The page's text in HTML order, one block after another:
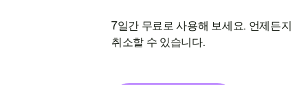
7일간 무료로 사용해 보세요. 언제든지
취소할 수 있습니다.